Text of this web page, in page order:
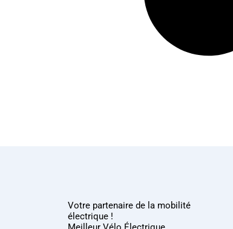
Votre partenaire de la mobilité
électrique !